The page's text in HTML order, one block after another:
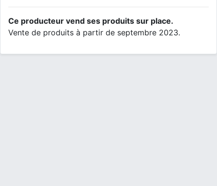
Ce producteur vend ses produits sur place.
Vente de produits à partir de septembre 2023.